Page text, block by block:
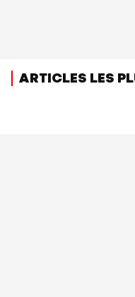
ARTICLES LES